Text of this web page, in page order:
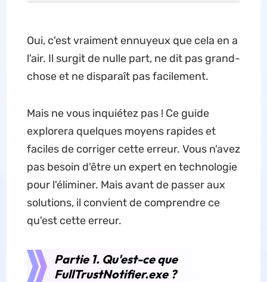
Oui, c'est vraiment ennuyeux que cela en a
l'air. Il surgit de nulle part, ne dit pas grand-
chose et ne disparaît pas facilement.
Mais ne vous inquiétez pas ! Ce guide
explorera quelques moyens rapides et
faciles de corriger cette erreur. Vous n'avez
pas besoin d'être un expert en technologie
pour l'éliminer. Mais avant de passer aux
solutions, il convient de comprendre ce
qu'est cette erreur.
Partie 1. Qu'est-ce que
FullTrustNotifier.exe ?